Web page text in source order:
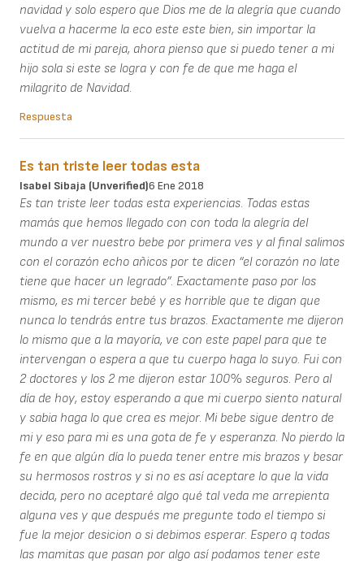
navidad y solo espero que Dios me de la alegría que cuando
vuelva a hacerme la eco este este bien, sin importar la
actitud de mi pareja, ahora pienso que si puedo tener a mi
hijo sola si este se logra y con fe de que me haga el
milagrito de Navidad.
Respuesta
Es tan triste leer todas esta
Isabel Sibaja (unverified)6 Ene 2018
Es tan triste leer todas esta experiencias. Todas estas
mamás que hemos llegado con con toda la alegría del
mundo a ver nuestro bebe por primera ves y al final salimos
con el corazón echo añicos por te dicen “el corazón no late
tiene que hacer un legrado”. Exactamente paso por los
mismo, es mi tercer bebé y es horrible que te digan que
nunca lo tendrás entre tus brazos. Exactamente me dijeron
lo mismo que a la mayoría, ve con este papel para que te
intervengan o espera a que tu cuerpo haga lo suyo. Fui con
2 doctores y los 2 me dijeron estar 100% seguros. Pero al
día de hoy, estoy esperando a que mi cuerpo siento natural
y sabia haga lo que crea es mejor. Mi bebe sigue dentro de
mi y eso para mi es una gota de fe y esperanza. No pierdo la
fe en que algún día lo pueda tener entre mis brazos y besar
su hermosos rostros y si no es así aceptare lo que la vida
decida, pero no aceptaré algo qué tal veda me arrepienta
alguna ves y que después me pregunte todo el tiempo si
fue la mejor desicion o si debimos esperar. Espero q todas
las mamitas que pasan por algo así podamos tener este